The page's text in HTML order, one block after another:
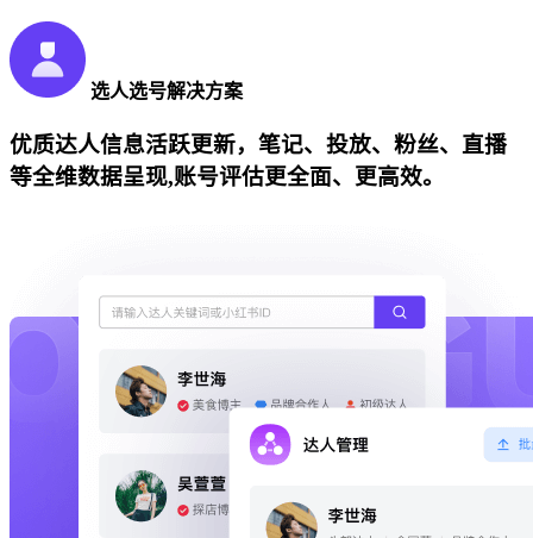
选人选号解决方案
优质达人信息活跃更新，笔记、投放、粉丝、直播
等全维数据呈现,账号评估更全面、更高效。